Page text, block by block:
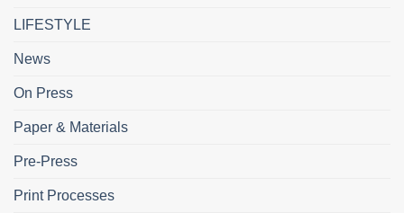
LIFESTYLE
News
On Press
Paper & Materials
Pre-Press
Print Processes